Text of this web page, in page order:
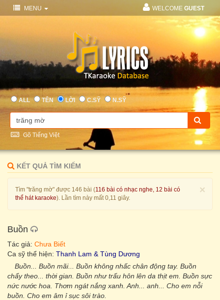
MENU WELCOME GUEST
ALL TÊN LỜI C.SỸ N.SỸ
Gõ Tiếng Việt
KẾT QUẢ TÌM KIẾM
×
Tìm "trăng mờ" được 146 bài (116 bài có nhạc nghe, 12 bài có
thể hát karaoke). Lần tìm này mất 0,11 giây.
Buồn
Tác giả: Chưa Biết
Ca sỹ thể hiện: Thanh Lam & Tùng Dương
Buồn... Buồn mãi... Buồn không nhấc chân động tay. Buồn
chẩy theo... thời gian. Buồn như trấu hôn lên da thịt em. Buồn sực
nức nước hoa. Thơm ngát nắng xanh. Anh... anh... Cho em nỗi
buồn. Cho em âm ỉ sục sôi trào.